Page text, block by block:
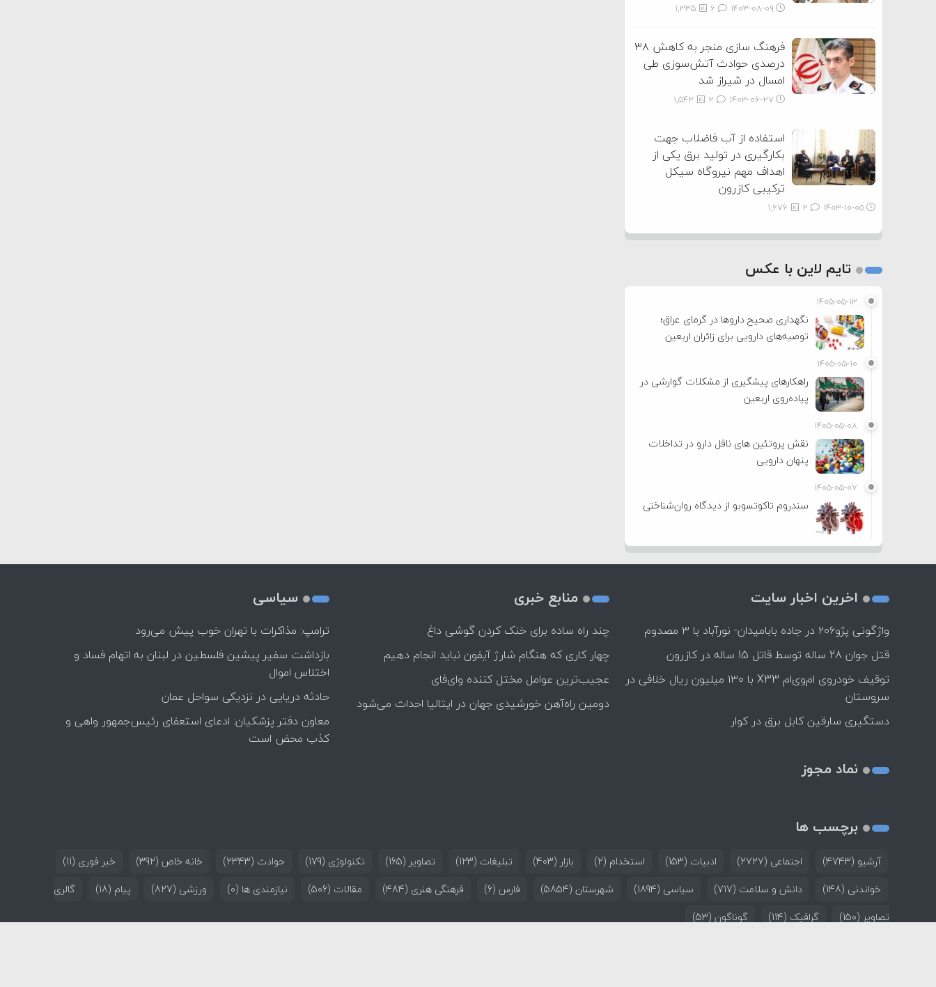
۱۴۰۳-۰۸-۰۹ 1,335
فرهنگ سازی منجر به کاهش ۳۸
درصدی حوادث آتش‌سوزی طی
امسال در شیراز شد
۱۴۰۳-۰۶-۲۷ 1,542
استفاده از آب فاضلاب جهت
بکارگیری در تولید برق یکی از
اهداف مهم نیروگاه سیکل
ترکیبی کازرون
۱۴۰۳-۱۰-۰۵ 1,676
تایم لاین با عکس
۱۴۰۵-۰۵-۱۳
نگهداری صحیح داروها در گرمای عراق؛
توصیه‌های دارویی برای زائران اربعین
۱۴۰۵-۰۵-۱۰
راهکارهای پیشگیری از مشکلات گوارشی در
پیاده‌روی اربعین
۱۴۰۵-۰۵-۰۸
نقش پروتئین های ناقل دارو در تداخلات
پنهان دارویی
۱۴۰۵-۰۵-۰۷
سندروم تاکوتسوبو از دیدگاه روان‌شناختی
اخرین اخبار سایت
واژگونی پژو۲۰۶ در جاده بابامیدان- نورآباد با ۳ مصدوم
قتل جوان 28 ساله توسط قاتل 15 ساله در کازرون
توقیف خودروی ام‌وی‌ام X33 با ۱۳۰ میلیون ریال خلافی در
سروستان
دستگیری سارقین کابل برق در کوار
نماد مجوز
منابع خبری
چند راه‌ ساده برای خنک کردن گوشی داغ
چهار کاری که هنگام شارژ آیفون نباید انجام دهیم
عجیب‌ترین عوامل مختل کننده وای‌فای
دومین راه‌آهن خورشیدی جهان در ایتالیا احداث می‌شود
سیاسی
ترامپ: مذاکرات با تهران خوب پیش می‌رود
بازداشت سفیر پیشین فلسطین در لبنان به اتهام فساد و
اختلاس اموال
حادثه دریایی در نزدیکی سواحل عمان
معاون دفتر پزشکیان: ادعای استعفای رئیس‌جمهور واهی و
کذب محض است
برچسب ها
آرشیو (4743) اجتماعی (2727) ادبیات (153) استخدام (2) بازار (403) تبلیغات (123) تصاویر (165) تکنولوژی (179) حوادث (2343) خانه خاص (392) خبر فوری (11)
خواندنی (148) دانش و سلامت (717) سیاسی (1894) شهرستان (5854) فارس (6) فرهنگی هنری (484) مقالات (506) نیازمندی ها (0) ورزشی (827) پیام (18)
گالری
تصاویر (150) گرافیک (114) گوناگون (53)